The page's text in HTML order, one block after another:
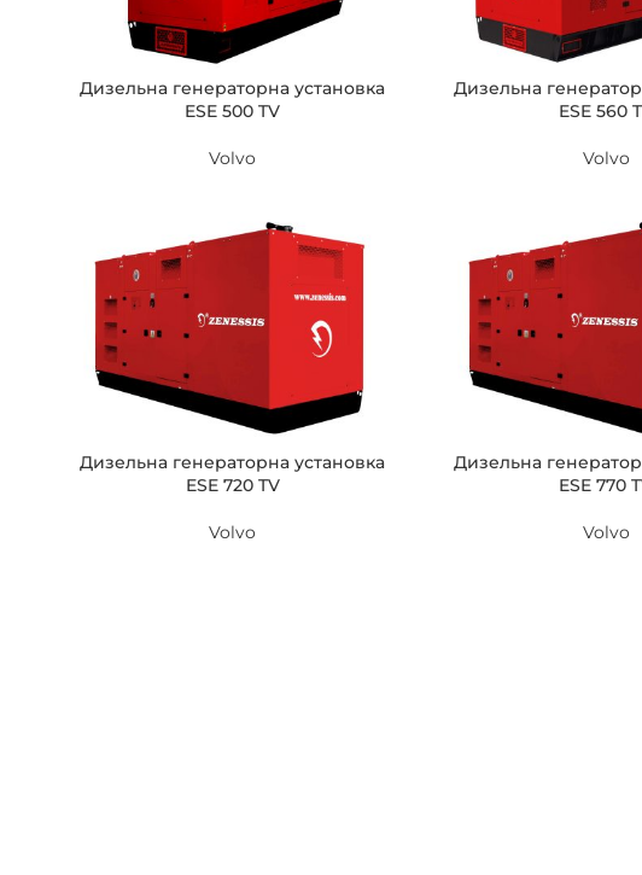
Дизельна генераторна установка
ESE 500 TV
Volvo
Дизельна
ESE 560
Volvo
Дизельна генераторна установка
ESE 720 TV
Volvo
Дизельна
ESE 770
Volvo